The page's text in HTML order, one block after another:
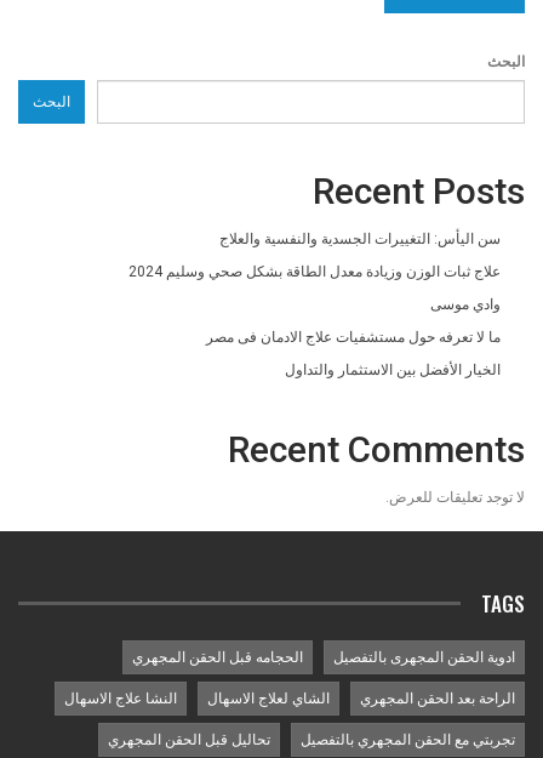
البحث
البحث
Recent Posts
سن اليأس: التغييرات الجسدية والنفسية والعلاج
علاج ثبات الوزن وزيادة معدل الطاقة بشكل صحي وسليم 2024
وادي موسى
ما لا تعرفه حول مستشفيات علاج الادمان فى مصر
الخيار الأفضل بين الاستثمار والتداول
Recent Comments
لا توجد تعليقات للعرض.
TAGS
ادوية الحقن المجهرى بالتفصيل الحجامه قبل الحقن المجهري
الراحة بعد الحقن المجهري الشاي لعلاج الاسهال النشا علاج الاسهال
تجربتي مع الحقن المجهري بالتفصيل تحاليل قبل الحقن المجهري